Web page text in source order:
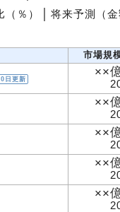
（％） 将来予測（金
市場規
日更新
××
××
××
××
××